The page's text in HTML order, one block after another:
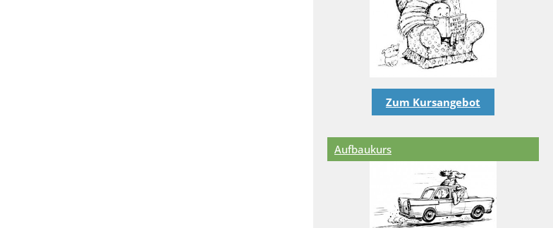
Zum Kursangebot
Aufbaukurs